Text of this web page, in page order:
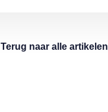
Terug naar alle artikelen